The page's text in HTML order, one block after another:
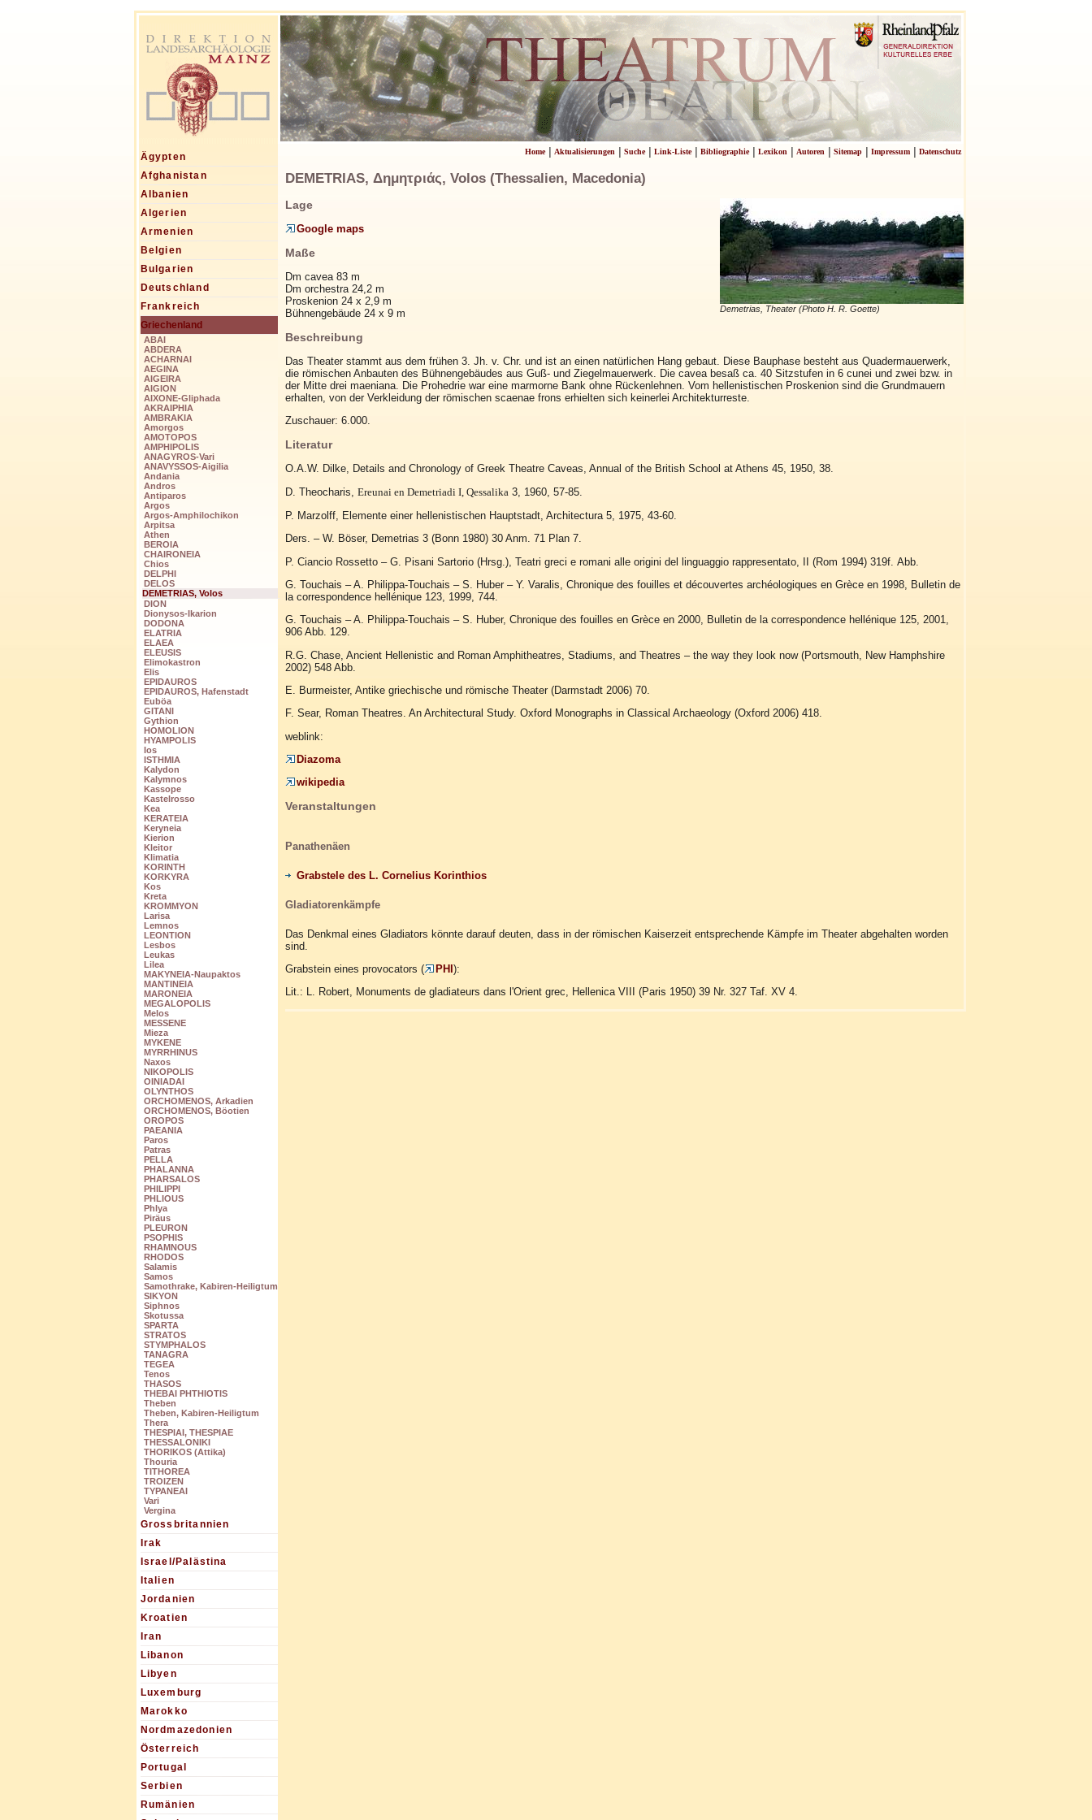
Ägypten
Afghanistan
Albanien
Algerien
Armenien
Belgien
Bulgarien
Deutschland
Frankreich
Griechenland
ABAI
ABDERA
ACHARNAI
AEGINA
AIGEIRA
AIGION
AIXONE-Gliphada
AKRAIPHIA
AMBRAKIA
Amorgos
AMOTOPOS
AMPHIPOLIS
ANAGYROS-Vari
ANAVYSSOS-Aigilia
Andania
Andros
Antiparos
Argos
Argos-Amphilochikon
Arpitsa
Athen
BEROIA
CHAIRONEIA
Chios
DELPHI
DELOS
DEMETRIAS, Volos
DION
Dionysos-Ikarion
DODONA
ELATRIA
ELAEA
ELEUSIS
Elimokastron
Elis
EPIDAUROS
EPIDAUROS, Hafenstadt
Euböa
GITANI
Gythion
HOMOLION
HYAMPOLIS
Ios
ISTHMIA
Kalydon
Kalymnos
Kassope
Kastelrosso
Kea
KERATEIA
Keryneia
Kierion
Kleitor
Klimatia
KORINTH
KORKYRA
Kos
Kreta
KROMMYON
Larisa
Lemnos
LEONTION
Lesbos
Leukas
Lilea
MAKYNEIA-Naupaktos
MANTINEIA
MARONEIA
MEGALOPOLIS
Melos
MESSENE
Mieza
MYKENE
MYRRHINUS
Naxos
NIKOPOLIS
OINIADAI
OLYNTHOS
ORCHOMENOS, Arkadien
ORCHOMENOS, Böotien
OROPOS
PAEANIA
Paros
Patras
PELLA
PHALANNA
PHARSALOS
PHILIPPI
PHLIOUS
Phlya
Piräus
PLEURON
PSOPHIS
RHAMNOUS
RHODOS
Salamis
Samos
Samothrake, Kabiren-Heiligtum
SIKYON
Siphnos
Skotussa
SPARTA
STRATOS
STYMPHALOS
TANAGRA
TEGEA
Tenos
THASOS
THEBAI PHTHIOTIS
Theben
Theben, Kabiren-Heiligtum
Thera
THESPIAI, THESPIAE
THESSALONIKI
THORIKOS (Attika)
Thouria
TITHOREA
TROIZEN
TYPANEAI
Vari
Vergina
Grossbritannien
Irak
Israel/Palästina
Italien
Jordanien
Kroatien
Iran
Libanon
Libyen
Luxemburg
Marokko
Nordmazedonien
Österreich
Portugal
Serbien
Rumänien
Home| Aktualisierungen| Suche| Link-Liste| Bibliographie| Lexikon| Autoren| Sitemap| Impressum| Datenschutz
DEMETRIAS, Δημητριάς, Volos (Thessalien, Macedonia)
Demetrias, Theater (Photo H. R. Goette)
Lage
Google maps
Maße
Dm cavea 83 m
Dm orchestra 24,2 m
Proskenion 24 x 2,9 m
Bühnengebäude 24 x 9 m
Beschreibung
Das Theater stammt aus dem frühen 3. Jh. v. Chr. und ist an einen natürlichen Hang gebaut. Diese Bauphase besteht aus Quadermauerwerk,
die römischen Anbauten des Bühnengebäudes aus Guß- und Ziegelmauerwerk. Die cavea besaß ca. 40 Sitzstufen in 6 cunei und zwei bzw. in
der Mitte drei maeniana. Die Prohedrie war eine marmorne Bank ohne Rückenlehnen. Vom hellenistischen Proskenion sind die Grundmauern
erhalten, von der Verkleidung der römischen scaenae frons erhielten sich keinerlei Architekturreste.
Zuschauer: 6.000.
Literatur
O.A.W. Dilke, Details and Chronology of Greek Theatre Caveas, Annual of the British School at Athens 45, 1950, 38.
D. Theocharis, Ereunai en Demetriadi I, Qessalika 3, 1960, 57-85.
P. Marzolff, Elemente einer hellenistischen Hauptstadt, Architectura 5, 1975, 43-60.
Ders. – W. Böser, Demetrias 3 (Bonn 1980) 30 Anm. 71 Plan 7.
P. Ciancio Rossetto – G. Pisani Sartorio (Hrsg.), Teatri greci e romani alle origini del linguaggio rappresentato, II (Rom 1994) 319f. Abb.
G. Touchais – A. Philippa-Touchais – S. Huber – Y. Varalis, Chronique des fouilles et découvertes archéologiques en Grèce en 1998, Bulletin de
la correspondence hellénique 123, 1999, 744.
G. Touchais – A. Philippa-Touchais – S. Huber, Chronique des fouilles en Grèce en 2000, Bulletin de la correspondence hellénique 125, 2001,
906 Abb. 129.
R.G. Chase, Ancient Hellenistic and Roman Amphitheatres, Stadiums, and Theatres – the way they look now (Portsmouth, New Hamphshire
2002) 548 Abb.
E. Burmeister, Antike griechische und römische Theater (Darmstadt 2006) 70.
F. Sear, Roman Theatres. An Architectural Study. Oxford Monographs in Classical Archaeology (Oxford 2006) 418.
weblink:
Diazoma
wikipedia
Veranstaltungen
Panathenäen
Grabstele des L. Cornelius Korinthios
Gladiatorenkämpfe
Das Denkmal eines Gladiators könnte darauf deuten, dass in der römischen Kaiserzeit entsprechende Kämpfe im Theater abgehalten worden
sind.
Grabstein eines provocators (
PHI ):
Lit.: L. Robert, Monuments de gladiateurs dans l'Orient grec, Hellenica VIII (Paris 1950) 39 Nr. 327 Taf. XV 4.